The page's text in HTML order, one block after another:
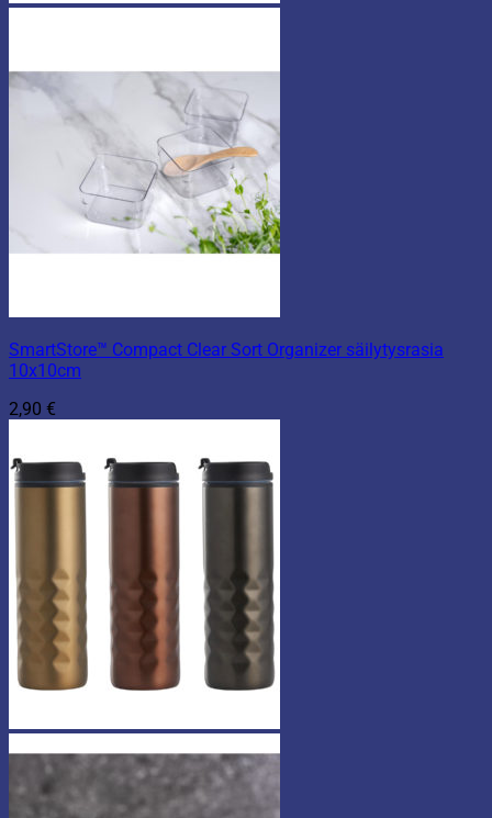
SmartStore™ Compact Clear Sort Organizer säilytysrasia
10x10cm
2,90 €